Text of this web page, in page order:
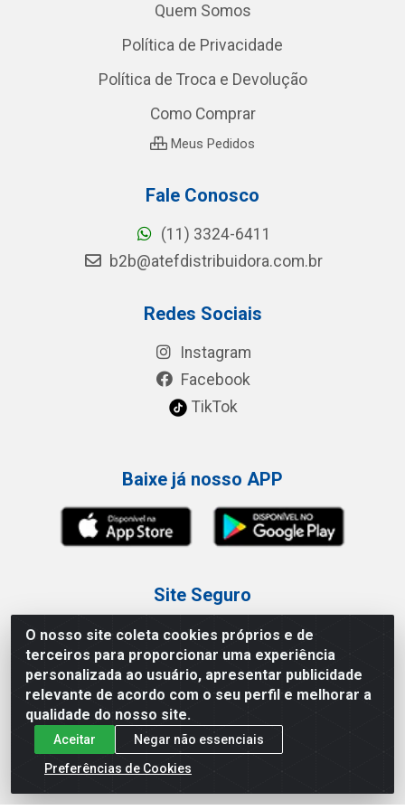
O nosso site coleta cookies próprios e de
terceiros para proporcionar uma experiência
personalizada ao usuário, apresentar publicidade
relevante de acordo com o seu perfil e melhorar a
qualidade do nosso site.
Aceitar
Negar não essenciais
Preferências de Cookies
Quem Somos
Política de Privacidade
Política de Troca e Devolução
Como Comprar
Meus Pedidos
Fale Conosco
(11) 3324-6411
b2b@atefdistribuidora.com.br
Redes Sociais
Instagram
Facebook
TikTok
Baixe já nosso APP
Site Seguro
Loja / Showroom
Tel.: (11) 3227-0546
Av Vautier, 587/597 - Pari - São Paulo/SP